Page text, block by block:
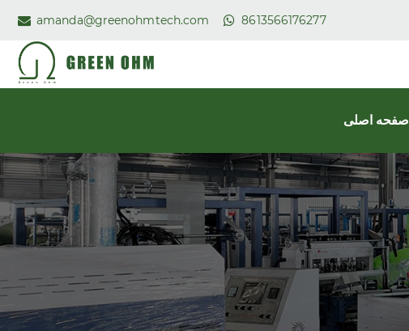
amanda@greenohmtech.com 8613566176277
صفحه اصلی